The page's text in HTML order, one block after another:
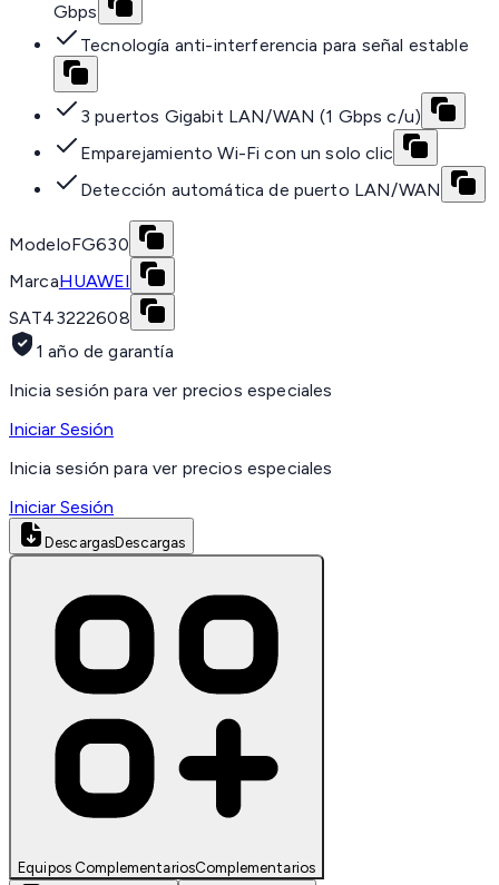
Gbps
Tecnología anti-interferencia para señal estable
3 puertos Gigabit LAN/WAN (1 Gbps c/u)
Emparejamiento Wi-Fi con un solo clic
Detección automática de puerto LAN/WAN
ModeloFG630
MarcaHUAWEI
SAT43222608
1 año de garantía
Inicia sesión para ver precios especiales
Iniciar Sesión
Inicia sesión para ver precios especiales
Iniciar Sesión
DescargasDescargas
Equipos ComplementariosComplementarios